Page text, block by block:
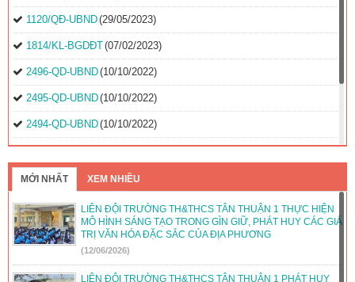
1120/QĐ-UBND(29/05/2023)
1814/KL-BGDĐT(07/02/2023)
2496-QD-UBND(10/10/2022)
2495-QD-UBND(10/10/2022)
2494-QD-UBND(10/10/2022)
888/TB-UBND(31/08/2022)
2397/QĐ-UBND(26/08/2022)
31/2022/NQ-HĐND (16/08/2022)
MỚI NHẤT XEM NHIỀU
LIÊN ĐỘI TRƯỜNG TH&THCS TÂN THUẬN 1 THỰC HIỆN
MÔ HÌNH SÁNG TẠO TRONG GÌN GIỮ, PHÁT HUY CÁC GIÁ
TRỊ VĂN HÓA ĐẶC SẮC CỦA ĐỊA PHƯƠNG
(12/06/2026)
LIÊN ĐỘI TRƯỜNG TH&THCS TÂN THUẬN 1 PHÁT HUY